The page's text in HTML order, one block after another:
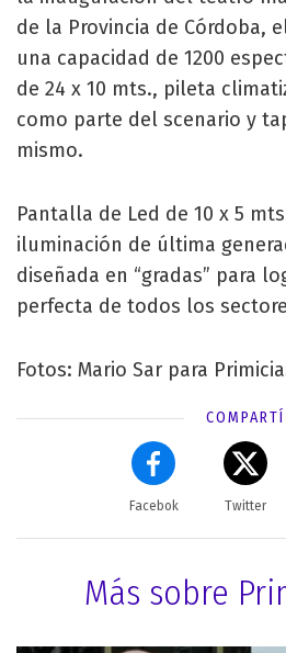
de la Provincia de Córdoba,
una capacidad de 1200
de 24 x 10 mts., pileta
como parte del scenario y
mismo.
Pantalla de Led de 10 x 5
iluminación de última
diseñada en “gradas” para
perfecta de todos los
Fotos: Mario Sar para
COMPARTÍ
Facebok Twitter
Más sobre